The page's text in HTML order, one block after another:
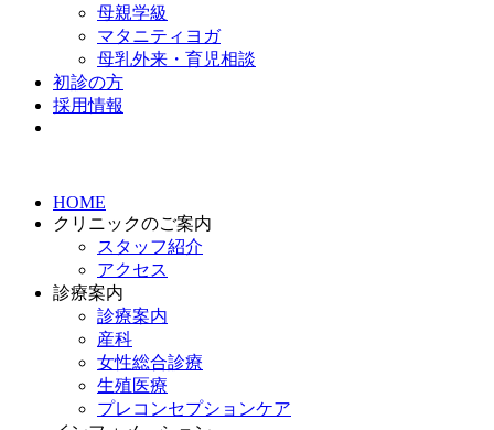
母親学級
マタニティヨガ
母乳外来・育児相談
初診の方
採用情報
HOME
クリニックのご案内
スタッフ紹介
アクセス
診療案内
診療案内
産科
女性総合診療
生殖医療
プレコンセプションケア